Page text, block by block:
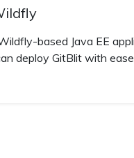
based Java EE
deploy GitBlit with